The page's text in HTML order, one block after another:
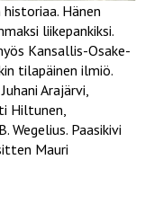
Hänen
liikepankiksi.
Kansallis-Osake-
tilapäinen ilmiö.
Arajärvi,
Hiltunen,
Wegelius. Paasikivi
Mauri